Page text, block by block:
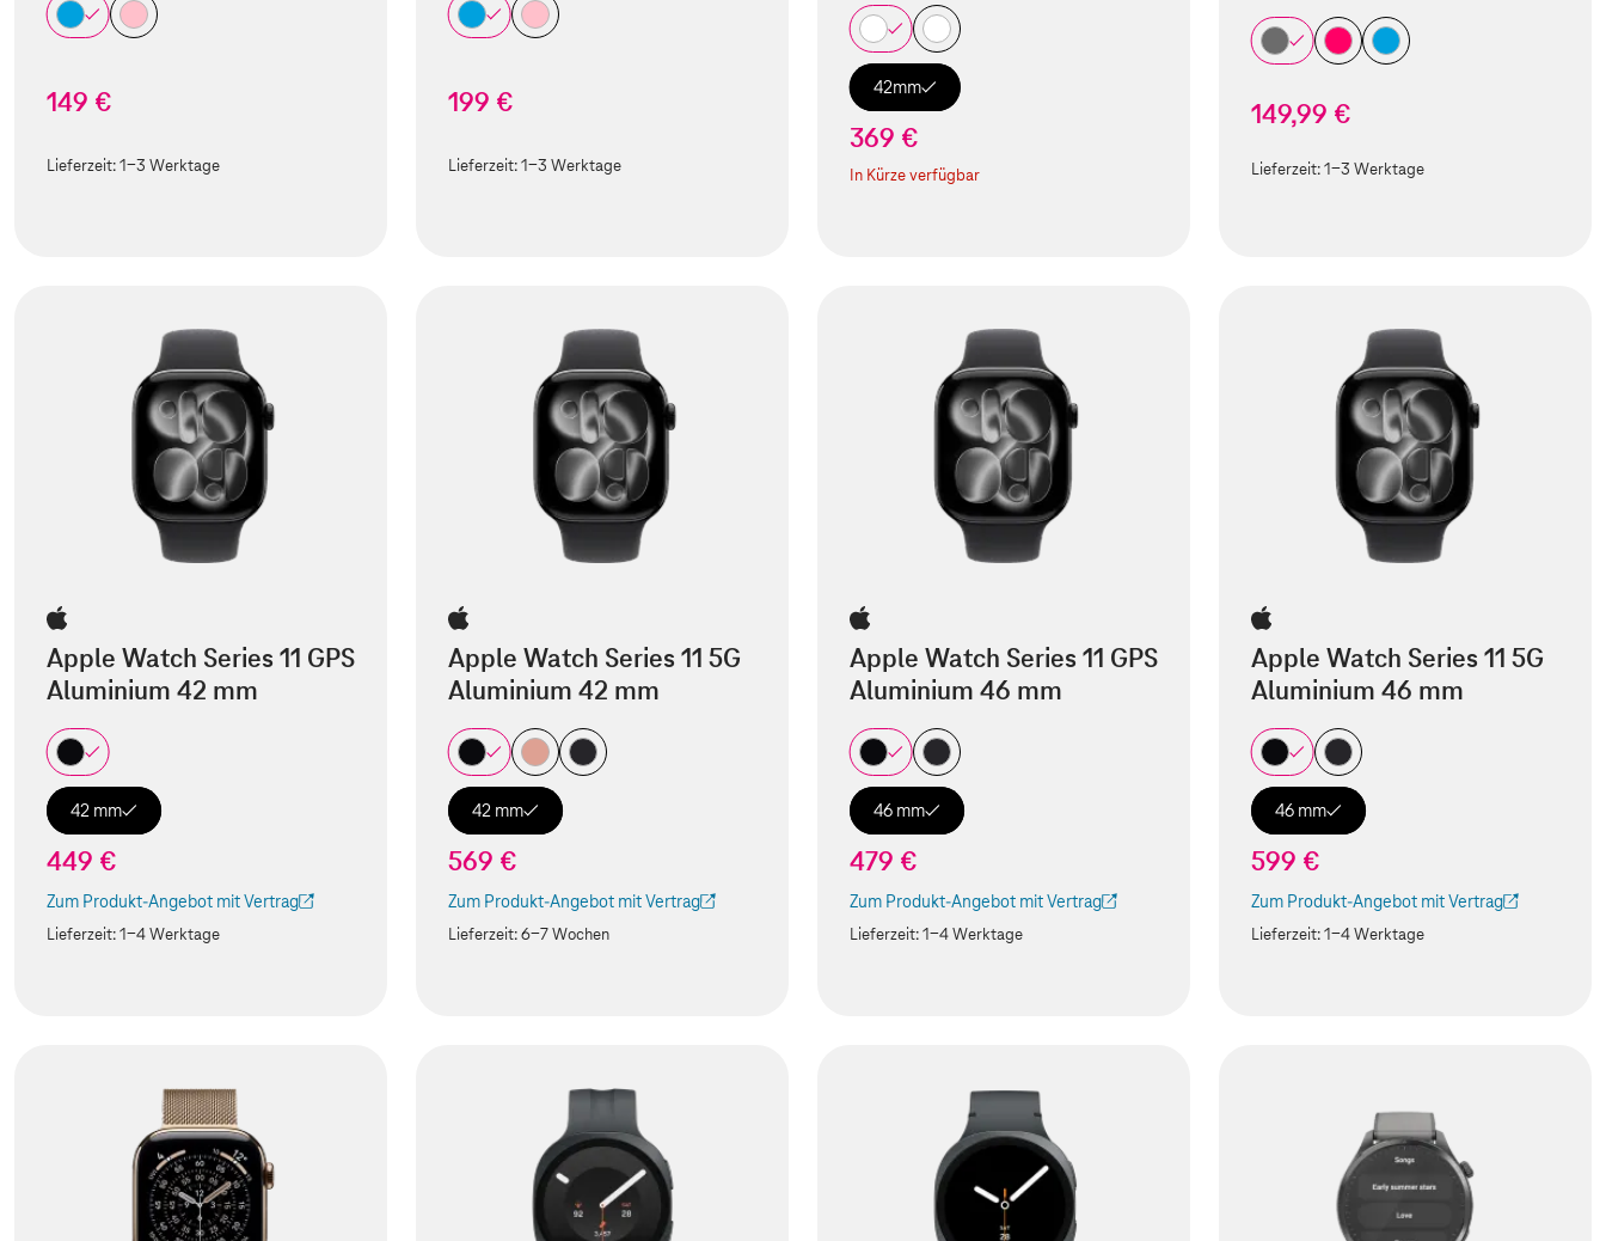
149 €
Lieferzeit:1-3 Werktage
199 €
Lieferzeit:1-3 Werktage
42mm
369 €
In Kürze verfügbar
149,99 €
Lieferzeit:1-3 Werktage
Apple Watch Series 11 GPS
Aluminium 42 mm
42 mm
449 €
Zum Produkt-Angebot mit Vertrag
(Der Link wird in einem neuen Tab geöffnet)
Lieferzeit:1-4 Werktage
Apple Watch Series 11 5G
Aluminium 42 mm
42 mm
569 €
Zum Produkt-Angebot mit Vertrag
(Der Link wird in einem neuen Tab geöffnet)
Lieferzeit:6-7 Wochen
Apple Watch Series 11 GPS
Aluminium 46 mm
46 mm
479 €
Zum Produkt-Angebot mit Vertrag
(Der Link wird in einem neuen Tab geöffnet)
Lieferzeit:1-4 Werktage
Apple Watch Series 11 5G
Aluminium 46 mm
46 mm
599 €
Zum Produkt-Angebot mit Vertrag
(Der Link wird in einem neuen Tab geöffnet)
Lieferzeit:1-4 Werktage